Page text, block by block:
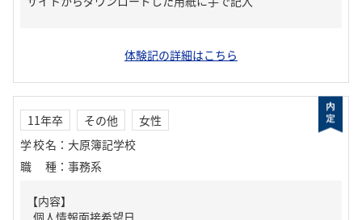
体験記の詳細はこちら
11年卒 その他
女性
学校名 ： 大原簿記学校
職種 ： 事務系
【内容】
個人情報面接希望日